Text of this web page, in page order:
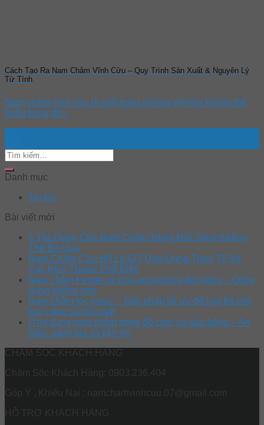
Cách Tạo Ra Nam Châm Vĩnh Cửu – Quy Trình Sản Xuất & Nguyên Lý
Từ Tính
Nam châm vĩnh cửu là một trong những vật liệu không thể
thiếu trong đời.
Danh mục
Tin tức
Bài viết mới
5 Tác Dụng Của Nam Châm Trong Đời Sống Không
Thể Bỏ Qua
Nam Châm Cứu Hộ Là Gì? Ứng Dụng Thực Tế Và
Các Kích Thước Phổ Biến
Nam châm Ferrite và ứng dụng trong đời sống – Công
dụng không ngờ
Nam châm lọc nước – Giải pháp tối ưu để loại bỏ kim
loại nặng và tạp chất
Ứng dụng nam châm trong đồ chơi và gấu bông – An
toàn, sáng tạo và tiện lợi
CHĂM SÓC KHÁCH HÀNG
Chăm Sóc Khách Hàng: 0903.236.404
Góp Ý , Khiếu Nại : namchamvinhcuu.07@gmail.com
HỖ TRỢ KHÁCH HÀNG